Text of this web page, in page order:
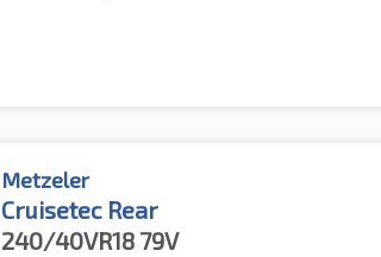
Metzeler
Cruisetec Rear
240/40VR18 79V